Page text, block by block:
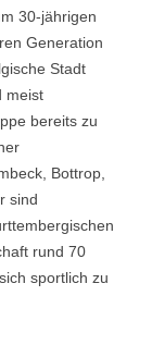
30-jährigen
Generation
Stadt
meist
bereits zu
Bottrop,
sind
rund 70
sportlich zu